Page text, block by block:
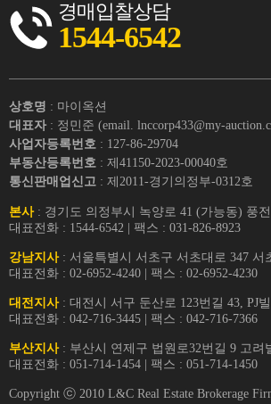
경매입찰상담
1544-6542
상호명 : 마이옥션
대표자 : 정민준 (email. lnccorp433@my-
사업자등록번호 : 127-86-29704
부동산등록번호 : 제41150-2023-00040호
통신판매업신고 : 제2011-경기의정부-0312호
본사: 경기도 의정부시 녹양로 41 (가능동) 풍
대표전화 : 1544-6542 | 팩스 : 031-826-8923
강남지사: 서울특별시 서초구 서초대로 347 서
대표전화 : 02-6952-4240 | 팩스 : 02-6952-4230
대전지사: 대전시 서구 둔산로 123번길 43, PJ
대표전화 : 042-716-3445 | 팩스 : 042-716-7366
부산지사: 부산시 연제구 법원로32번길 9 고려
대표전화 : 051-714-1454 | 팩스 : 051-714-1450
Copyright ⓒ 2010 L&C Real Estate Brokerage